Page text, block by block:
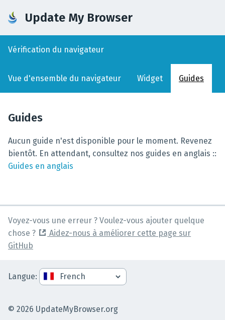
Update My Browser
Vérification du navigateur
Vue d'ensemble du navigateur Widget Guides
Guides
Aucun guide n'est disponible pour le moment. Revenez
bientôt. En attendant, consultez nos guides en anglais ::
Guides en anglais
Voyez-vous une erreur ? Voulez-vous ajouter quelque
chose ?
Aidez-nous à améliorer cette page sur
GitHub
© 2026 UpdateMyBrowser.org
Langue: